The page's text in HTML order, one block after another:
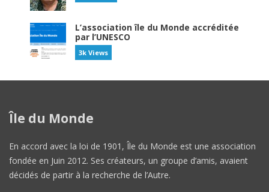
L’association île du Monde accréditée
par l’UNESCO
3k Views
Île du Monde
En accord avec la loi de 1901, Île du Monde est une association
fondée en Juin 2012. Ses créateurs, un groupe d’amis, avaient
décidés de partir à la recherche de l’Autre.